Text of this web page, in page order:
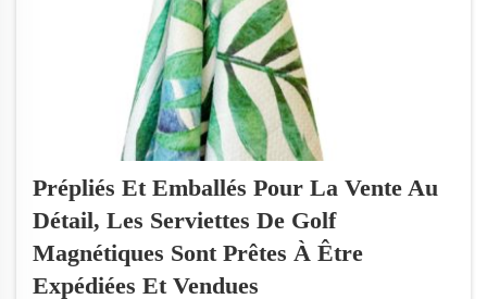
Prépliés Et Emballés Pour La Vente Au
Détail, Les Serviettes De Golf
Magnétiques Sont Prêtes À Être
Expédiées Et Vendues